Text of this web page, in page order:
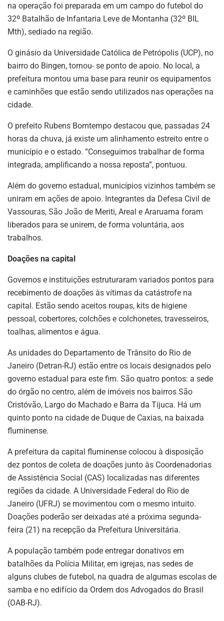
na operação foi preparada em um campo do futebol do
32º Batalhão de Infantaria Leve de Montanha (32º BIL
Mth), sediado na região.
O ginásio da Universidade Católica de Petrópolis (UCP), no
bairro do Bingen, tornou- se ponto de apoio. No local, a
prefeitura montou uma base para reunir os equipamentos
e caminhões que estão sendo utilizados nas operações na
cidade.
O prefeito Rubens Bomtempo destacou que, passadas 24
horas da chuva, já existe um alinhamento estreito entre o
município e o estado. “Conseguimos trabalhar de forma
integrada, amplificando a nossa reposta”, pontuou.
Além do governo estadual, municípios vizinhos também se
uniram em ações de apoio. Integrantes da Defesa Civil de
Vassouras, São João de Meriti, Areal e Araruama foram
liberados para se unirem, de forma voluntária, aos
trabalhos.
Doações na capital
Governos e instituições estruturaram variados pontos para
recebimento de doações às vítimas da catástrofe na
capital. Estão sendo aceitos roupas, kits de higiene
pessoal, cobertores, colchões e colchonetes, travesseiros,
toalhas, alimentos e água.
As unidades do Departamento de Trânsito do Rio de
Janeiro (Detran-RJ) estão entre os locais designados pelo
governo estadual para este fim. São quatro pontos: a sede
do órgão no centro, além de imóveis nos bairros São
Cristóvão, Largo do Machado e Barra da Tijuca. Há um
quinto ponto na cidade de Duque de Caxias, na baixada
fluminense.
A prefeitura da capital fluminense colocou à disposição
dez pontos de coleta de doações junto às Coordenadorias
de Assistência Social (CAS) localizadas nas diferentes
regiões da cidade. A Universidade Federal do Rio de
Janeiro (UFRJ) se movimentou com o mesmo intuito.
Doações poderão ser deixadas até a próxima segunda-
feira (21) na recepção da Prefeitura Universitária.
A população também pode entregar donativos em
batalhões da Polícia Militar, em igrejas, nas sedes de
alguns clubes de futebol, na quadra de algumas escolas de
samba e no edifício da Ordem dos Advogados do Brasil
(OAB-RJ).